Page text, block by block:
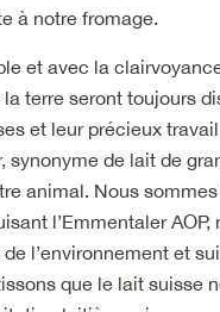
à notre fromage.
et avec la
terre seront toujours
et leur précieux
synonyme de lait de
animal. Nous
l’Emmentaler AOP,
l’environnement et
que le lait suisse